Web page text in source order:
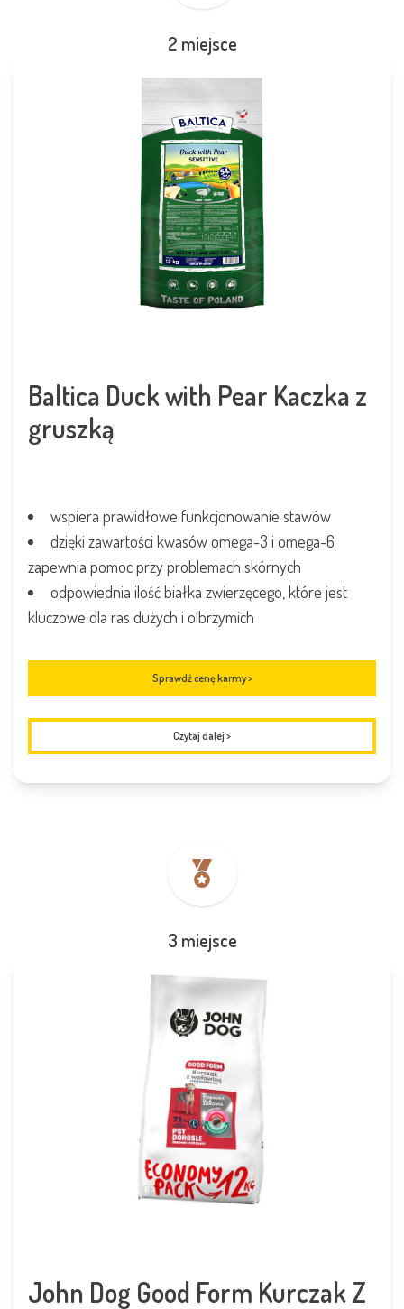
2 miejsce
Baltica Duck with Pear Kaczka z
gruszką
wspiera prawidłowe funkcjonowanie stawów
dzięki zawartości kwasów omega-3 i omega-6
zapewnia pomoc przy problemach skórnych
odpowiednia ilość białka zwierzęcego, które jest
kluczowe dla ras dużych i olbrzymich
Sprawdź cenę karmy >
Czytaj dalej >
3 miejsce
John Dog Good Form Kurczak Z